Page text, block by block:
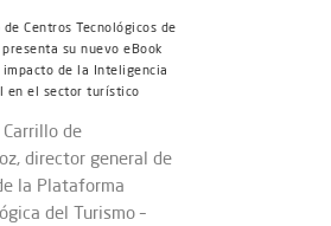
Centros Tecnológicos de
su nuevo eBook
de la Inteligencia
en el sector turístico
de
director general de
la Plataforma
del Turismo –